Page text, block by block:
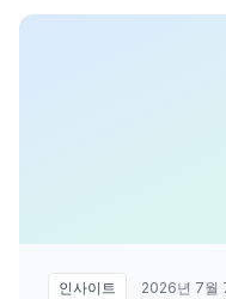
인사이트 2026년 7월